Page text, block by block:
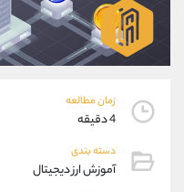
زمان مطالعه
4 دقیقه
دسته بندی
آموزش ارز دیجیتال
واتساپ
تلگرام
پشتیبان فروش
موبایل
واتساپ